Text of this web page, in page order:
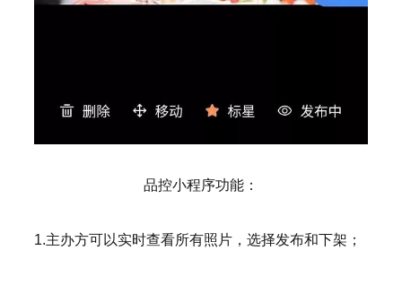
品控小程序功能：
1.主办方可以实时查看所有照片，选择发布和下架；